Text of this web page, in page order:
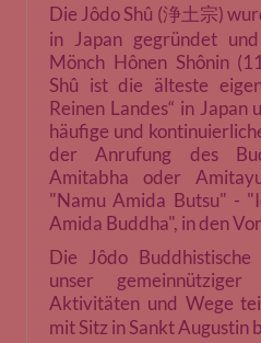
Die Jôdo Shû (浄土宗)
in Japan gegründet
Mönch Hônen Shônin
Shû ist die älteste
Reinen Landes“ in
häufige und
der Anrufung des
Amitabha oder
"Namu Amida Butsu" -
Amida Buddha", in den
Die Jôdo Buddhistische
unser
Aktivitäten und Wege
mit Sitz in Sankt Augustin